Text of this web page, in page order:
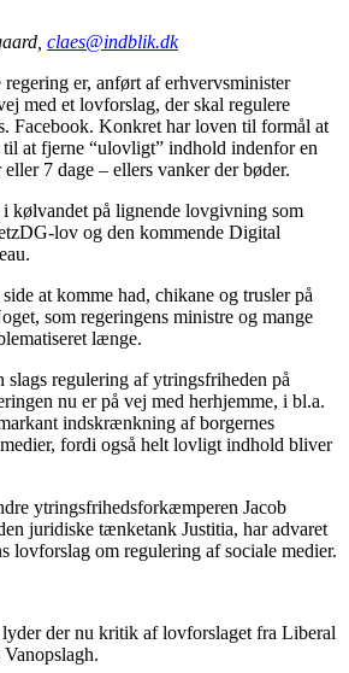
claes@indblik.dk
er, anført af erhvervsminister
med et lovforslag, der skal regulere
Facebook. Konkret har loven til formål at
at fjerne “ulovligt” indhold indenfor en
7 dage – ellers vanker der bøder.
kølvandet på lignende lovgivning som
lov og den kommende Digital
at komme had, chikane og trusler på
som regeringens ministre og mange
længe.
slags regulering af ytringsfriheden på
nu er på vej med herhjemme, i bl.a.
indskrænkning af borgernes
fordi også helt lovligt indhold bliver
ytringsfrihedsforkæmperen Jacob
juridiske tænketank Justitia, har advaret
lovforslag om regulering af sociale medier.
der nu kritik af lovforslaget fra Liberal